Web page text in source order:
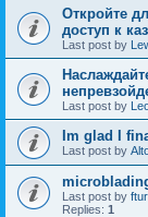
Откройте
доступ к
Last post by
Last post by
Im glad I
Last post by
Last post by
Replies: 1